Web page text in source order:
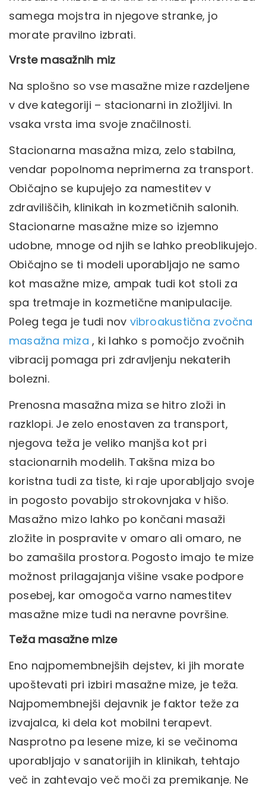
samega mojstra in njegove stranke, jo
morate pravilno izbrati.
Vrste masažnih miz
Na splošno so vse masažne mize razdeljene
v dve kategoriji – stacionarni in zložljivi. In
vsaka vrsta ima svoje značilnosti.
Stacionarna masažna miza, zelo stabilna,
vendar popolnoma neprimerna za transport.
Običajno se kupujejo za namestitev v
zdraviliščih, klinikah in kozmetičnih salonih.
Stacionarne masažne mize so izjemno
udobne, mnoge od njih se lahko preoblikujejo.
Običajno se ti modeli uporabljajo ne samo
kot masažne mize, ampak tudi kot stoli za
spa tretmaje in kozmetične manipulacije.
Poleg tega je tudi nov vibroakustična zvočna
masažna miza, ki lahko s pomočjo zvočnih
vibracij pomaga pri zdravljenju nekaterih
bolezni.
Prenosna masažna miza se hitro zloži in
razklopi. Je zelo enostaven za transport,
njegova teža je veliko manjša kot pri
stacionarnih modelih. Takšna miza bo
koristna tudi za tiste, ki raje uporabljajo svoje
in pogosto povabijo strokovnjaka v hišo.
Masažno mizo lahko po končani masaži
zložite in pospravite v omaro ali omaro, ne
bo zamašila prostora. Pogosto imajo te mize
možnost prilagajanja višine vsake podpore
posebej, kar omogoča varno namestitev
masažne mize tudi na neravne površine.
Teža masažne mize
Eno najpomembnejših dejstev, ki jih morate
upoštevati pri izbiri masažne mize, je teža.
Najpomembnejši dejavnik je faktor teže za
izvajalca, ki dela kot mobilni terapevt.
Nasprotno pa lesene mize, ki se večinoma
uporabljajo v sanatorijih in klinikah, tehtajo
več in zahtevajo več moči za premikanje. Ne